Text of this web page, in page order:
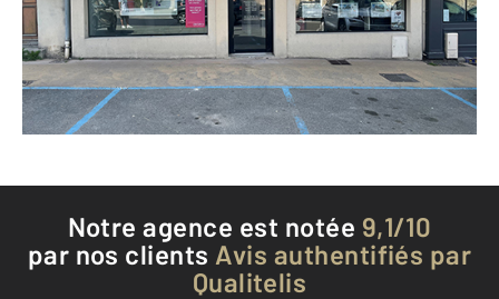
Envoyer un message
Téléphoner à l'agence
Notre agence est notée 9,1/10
par nos clients Avis authentifiés par
Qualitelis